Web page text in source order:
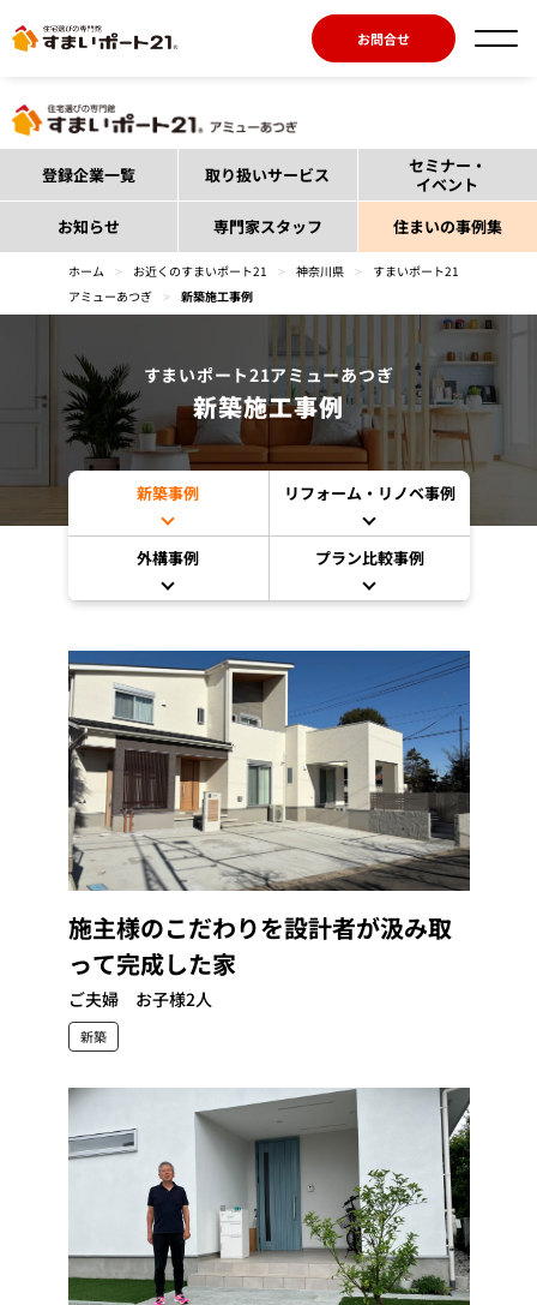
お問合せ
登録企業一覧 取り扱いサービス
セミナー・
イベント
お知らせ
専門家スタッフ 住まいの事例集
ホーム > お近くのすまいポート21 > 神奈川県 >
すまいポート21
アミューあつぎ
> 新築施工事例
すまいポート21アミューあつぎ
新築施工事例
新築事例 リフォーム・リノベ事例
外構事例 プラン比較事例
施主様のこだわりを設計者が汲み取
って完成した家
ご夫婦 お子様2人
新築